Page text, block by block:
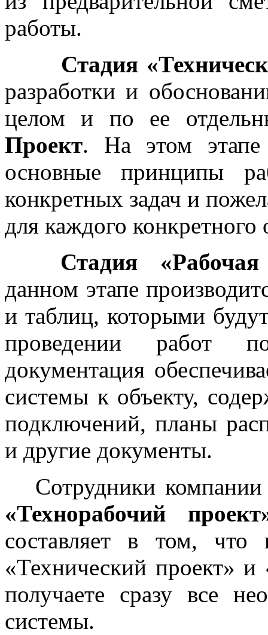
работы.
Стадия
разработки и
целом и по ее
Проект. На этом
основные принципы
конкретных задач и
для каждого конкретного
Стадия «Рабочая
данном этапе
и таблиц, которыми
проведении работ
документация
системы к объекту,
подключений, планы
и другие документы.
Сотрудники
«Технорабочий
составляет в том, что
«Технический проект» и
получаете сразу все
системы.